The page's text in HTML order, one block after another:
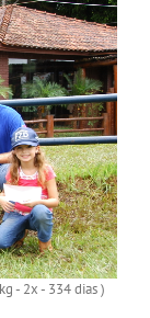
- 2x - 334 dias )